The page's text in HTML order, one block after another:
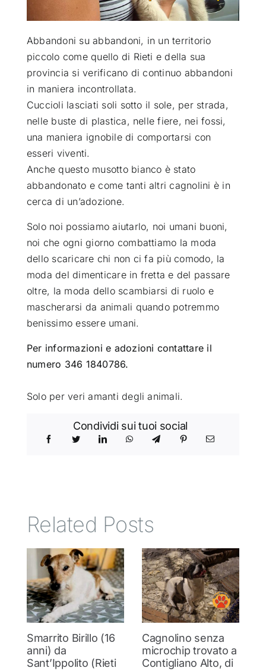
SEMPRE CON ME
Abbandoni su abbandoni, in un territorio
piccolo come quello di Rieti e della sua
provincia si verificano di continuo abbandoni
in maniera incontrollata.
Cuccioli lasciati soli sotto il sole, per strada,
nelle buste di plastica, nelle fiere, nei fossi,
una maniera ignobile di comportarsi con
esseri viventi.
Anche questo musotto bianco è stato
abbandonato e come tanti altri cagnolini è in
cerca di un’adozione.
Solo noi possiamo aiutarlo, noi umani buoni,
noi che ogni giorno combattiamo la moda
dello scaricare chi non ci fa più comodo, la
moda del dimenticare in fretta e del passare
oltre, la moda dello scambiarsi di ruolo e
mascherarsi da animali quando potremmo
benissimo essere umani.
Per informazioni e adozioni contattare il
numero 346 1840786.
Solo per veri amanti degli animali.
Condividi sui tuoi social
Related Posts
Smarrito Birillo (16
anni) da
Sant’Ippolito (Rieti
Cagnolino senza
microchip trovato a
Contigliano Alto, di